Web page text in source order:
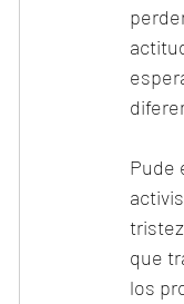
Pude
que
los